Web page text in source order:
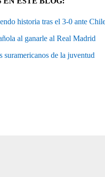
historia tras el 3-0 ante
al ganarle al Real Madrid
suramericanos de la juventud